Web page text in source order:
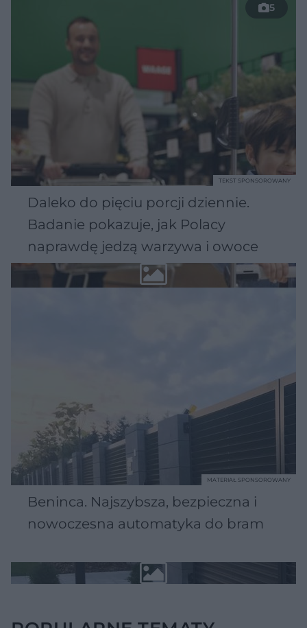
5
Daleko do pięciu porcji dziennie.
Badanie pokazuje, jak Polacy
naprawdę jedzą warzywa i owoce
TEKST SPONSOROWANY
Beninca. Najszybsza, bezpieczna i
nowoczesna automatyka do bram
MATERIAŁ SPONSOROWANY